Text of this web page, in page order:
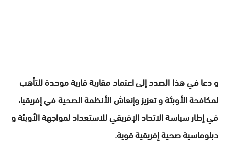
و دعا في هذا الصدد إلى اعتماد مقاربة قارية موحدة للتأهب
لمكافحة الأوبئة و تعزيز وإنعاش الأنظمة الصحية في إفريقيا،
في إطار سياسة الاتحاد الإفريقي للاستعداد لمواجهة الأوبئة و
دبلوماسية صحية إفريقية قوية.